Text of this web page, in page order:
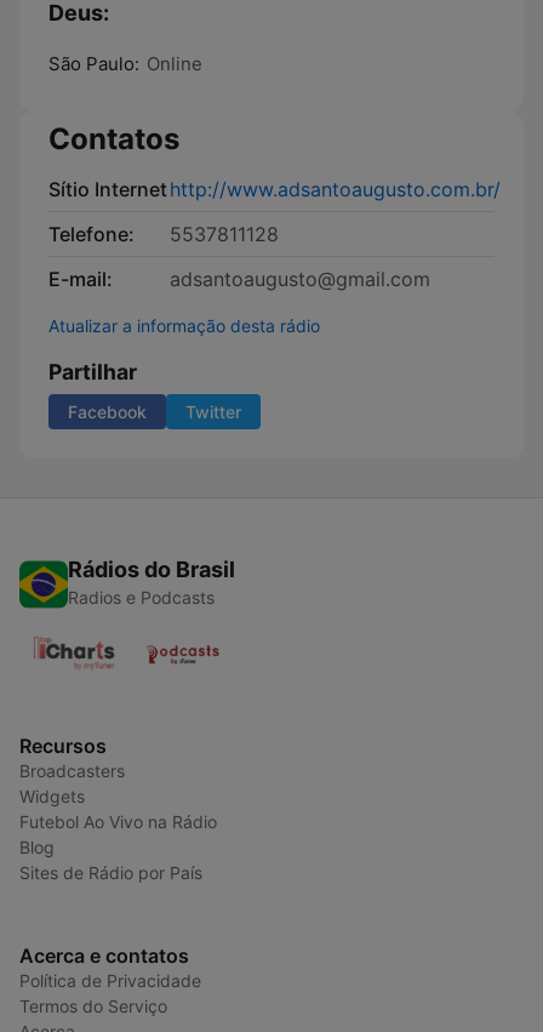
Deus:
São Paulo: Online
Contatos
Sítio Internethttp://www.adsantoaugusto.com.br/
Telefone:
5537811128
E-mail:
adsantoaugusto@gmail.com
Atualizar a informação desta rádio
Partilhar
Facebook Twitter
Rádios do Brasil
Radios e Podcasts
Recursos
Broadcasters
Widgets
Futebol Ao Vivo na Rádio
Blog
Sites de Rádio por País
Acerca e contatos
Política de Privacidade
Termos do Serviço